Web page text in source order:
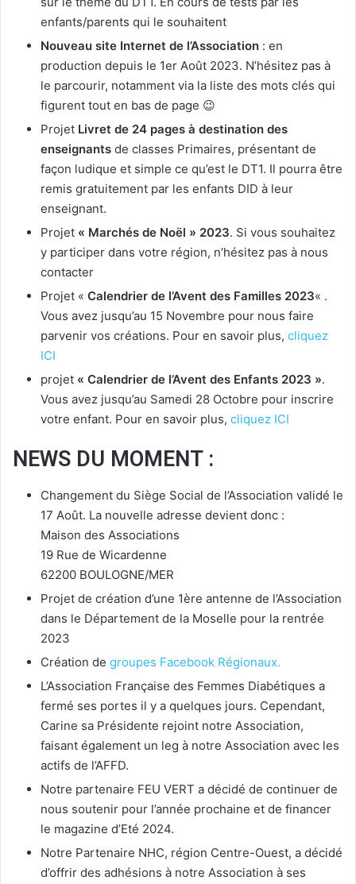
enfants/parents qui le souhaitent
Nouveau site Internet de l’Association : en
production depuis le 1er Août 2023. N’hésitez pas à
le parcourir, notamment via la liste des mots clés qui
figurent tout en bas de page 😉
Projet Livret de 24 pages à destination des
enseignants de classes Primaires, présentant de
façon ludique et simple ce qu’est le DT1. Il pourra être
remis gratuitement par les enfants DID à leur
enseignant.
Projet « Marchés de Noël » 2023. Si vous souhaitez
y participer dans votre région, n’hésitez pas à nous
contacter
Projet « Calendrier de l’Avent des Familles 2023« .
Vous avez jusqu’au 15 Novembre pour nous faire
parvenir vos créations. Pour en savoir plus, cliquez
ICI
projet « Calendrier de l’Avent des Enfants 2023 ».
Vous avez jusqu’au Samedi 28 Octobre pour inscrire
votre enfant. Pour en savoir plus, cliquez ICI
NEWS DU MOMENT :
Changement du Siège Social de l’Association validé le
17 Août. La nouvelle adresse devient donc :
Maison des Associations
19 Rue de Wicardenne
62200 BOULOGNE/MER
Projet de création d’une 1ère antenne de l’Association
dans le Département de la Moselle pour la rentrée
2023
Création de groupes Facebook Régionaux.
L’Association Française des Femmes Diabétiques a
fermé ses portes il y a quelques jours. Cependant,
Carine sa Présidente rejoint notre Association,
faisant également un leg à notre Association avec les
actifs de l’AFFD.
Notre partenaire FEU VERT a décidé de continuer de
nous soutenir pour l’année prochaine et de financer
le magazine d’Eté 2024.
Notre Partenaire NHC, région Centre-Ouest, a décidé
d’offrir des adhésions à notre Association à ses